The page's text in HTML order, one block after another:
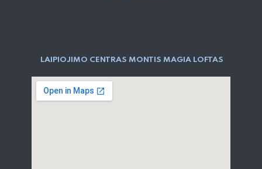
LAIPIOJIMO CENTRAS MONTIS MAGIA LOFTAS